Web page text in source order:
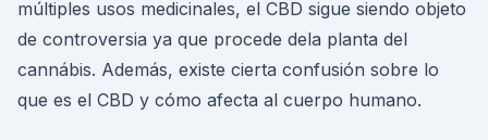
múltiples usos medicinales, el CBD sigue siendo objeto
de controversia ya que procede dela planta del
cannábis. Además, existe cierta confusión sobre lo
que es el CBD y cómo afecta al cuerpo humano.